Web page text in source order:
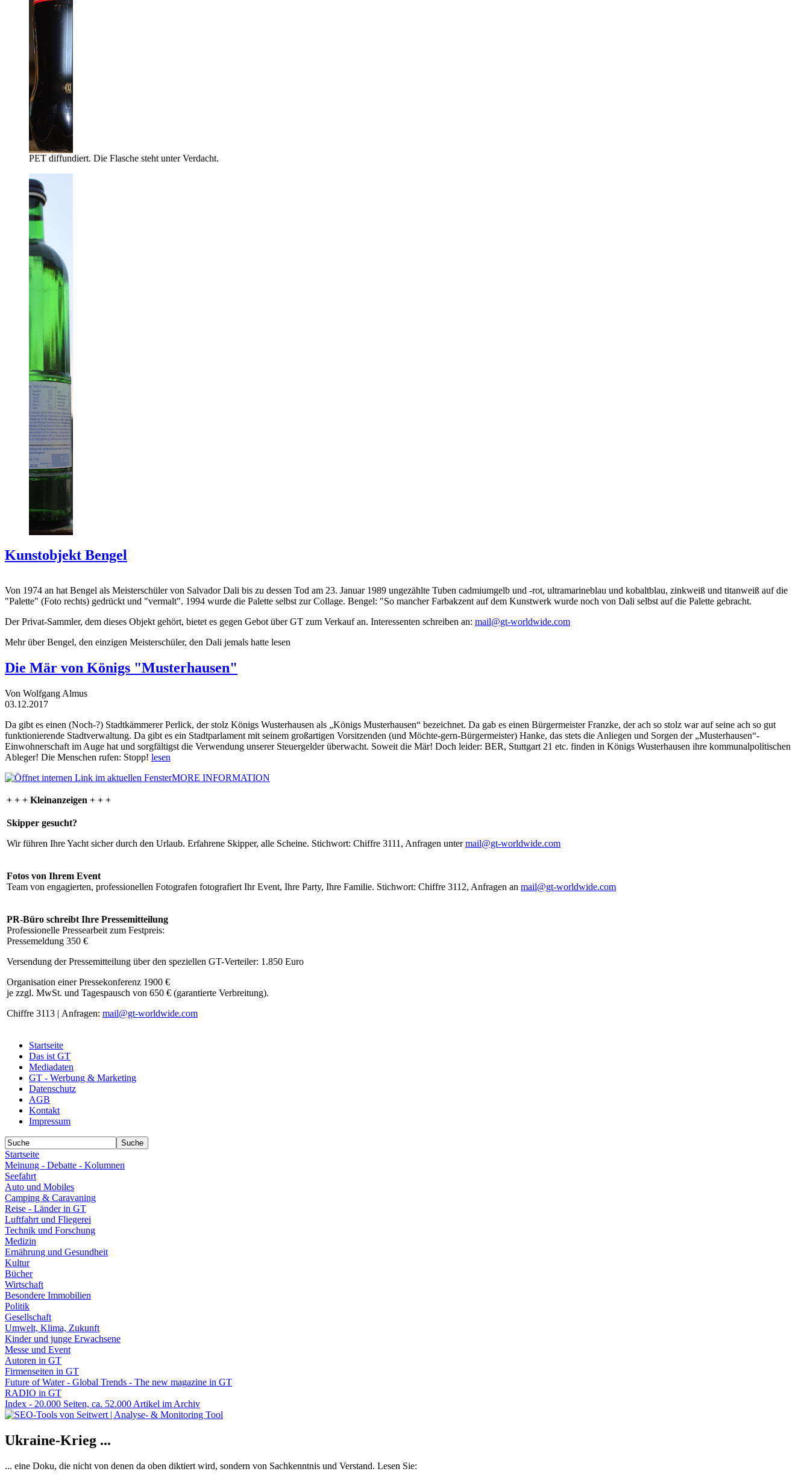
PET diffundiert. Die Flasche steht unter Verdacht.
Kunstobjekt Bengel
Von 1974 an hat Bengel als Meisterschüler von Salvador Dali bis zu dessen Tod am 23. Januar 1989 ungezählte Tuben cadmiumgelb und -rot, ultramarineblau und kobaltblau, zinkweiß und titanweiß auf die
"Palette" (Foto rechts) gedrückt und "vermalt". 1994 wurde die Palette selbst zur Collage. Bengel: "So mancher Farbakzent auf dem Kunstwerk wurde noch von Dali selbst auf die Palette gebracht.
Der Privat-Sammler, dem dieses Objekt gehört, bietet es gegen Gebot über GT zum Verkauf an. Interessenten schreiben an: mail@gt-worldwide.com
Mehr über Bengel, den einzigen Meisterschüler, den Dali jemals hatte lesen
Die Mär von Königs "Musterhausen"
Von Wolfgang Almus
03.12.2017
Da gibt es einen (Noch-?) Stadtkämmerer Perlick, der stolz Königs Wusterhausen als „Königs Musterhausen“ bezeichnet. Da gab es einen Bürgermeister Franzke, der ach so stolz war auf seine ach so gut
funktionierende Stadtverwaltung. Da gibt es ein Stadtparlament mit seinem großartigen Vorsitzenden (und Möchte-gern-Bürgermeister) Hanke, das stets die Anliegen und Sorgen der „Musterhausen“-
Einwohnerschaft im Auge hat und sorgfältigst die Verwendung unserer Steuergelder überwacht. Soweit die Mär! Doch leider: BER, Stuttgart 21 etc. finden in Königs Wusterhausen ihre kommunalpolitischen
Ableger! Die Menschen rufen: Stopp! lesen
MORE INFORMATION
+ + + Kleinanzeigen + + +
Skipper gesucht?
Wir führen Ihre Yacht sicher durch den Urlaub. Erfahrene Skipper, alle Scheine. Stichwort: Chiffre 3111, Anfragen untermail@gt-worldwide.com
Fotos von Ihrem Event
Team von engagierten, professionellen Fotografen fotografiert Ihr Event, Ihre Party, Ihre Familie. Stichwort: Chiffre 3112, Anfragen an mail@gt-worldwide.com
PR-Büro schreibt Ihre Pressemitteilung
Professionelle Pressearbeit zum Festpreis:
Pressemeldung 350 €
Versendung der Pressemitteilung über den speziellen GT-Verteiler: 1.850 Euro
Organisation einer Pressekonferenz 1900 €
je zzgl. MwSt. und Tagespausch von 650 € (garantierte Verbreitung).
Chiffre 3113 | Anfragen: mail@gt-worldwide.com
Startseite
Das ist GT
Mediadaten
GT - Werbung & Marketing
Datenschutz
AGB
Kontakt
Impressum
Startseite
Meinung - Debatte - Kolumnen
Seefahrt
Auto und Mobiles
Camping & Caravaning
Reise - Länder in GT
Luftfahrt und Fliegerei
Technik und Forschung
Medizin
Ernährung und Gesundheit
Kultur
Bücher
Wirtschaft
Besondere Immobilien
Politik
Gesellschaft
Umwelt, Klima, Zukunft
Kinder und junge Erwachsene
Messe und Event
Autoren in GT
Firmenseiten in GT
Future of Water - Global Trends - The new magazine in GT
RADIO in GT
Index - 20.000 Seiten, ca. 52.000 Artikel im Archiv
Ukraine-Krieg ...
... eine Doku, die nicht von denen da oben diktiert wird, sondern von Sachkenntnis und Verstand. Lesen Sie: